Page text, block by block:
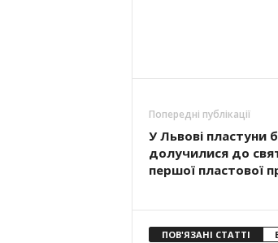
Попередні публікації
У Львові пластуни
долучилися до
першої пластової
ПОВ'ЯЗАНІ СТАТТІ